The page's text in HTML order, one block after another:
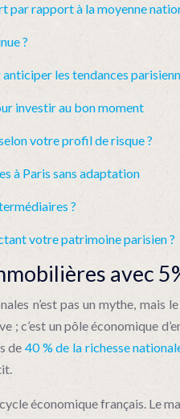
par rapport à la moyenne
?
les tendances
investir au bon moment
votre profil de risque ?
à Paris sans adaptation
?
votre patrimoine parisien ?
avec
n’est pas un mythe,
; c’est un pôle économique
de 40 % de la richesse
économique français. Le